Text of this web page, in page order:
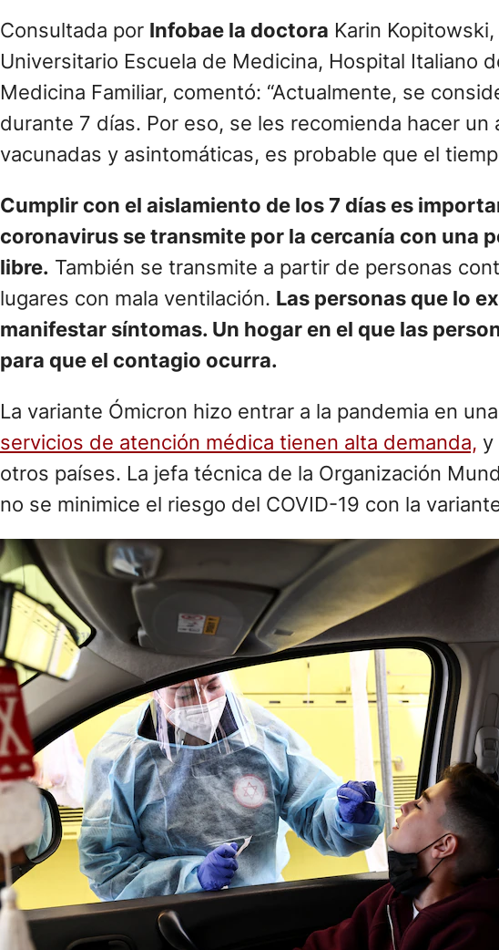
Consultada por Infobae la doctora Karin
Universitario Escuela de Medicina, Hospital Italiano
Medicina Familiar, comentó: “Actualmente, se
durante 7 días. Por eso, se les recomienda hacer
vacunadas y asintomáticas, es probable que el
Cumplir con el aislamiento de los 7 días es
coronavirus se transmite por la cercanía con una
libre. También se transmite a partir de personas
lugares con mala ventilación. Las personas que lo
manifestar síntomas. Un hogar en el que las
para que el contagio ocurra.
La variante Ómicron hizo entrar a la pandemia en
servicios de atención médica tienen alta demanda, y
otros países. La jefa técnica de la Organización
no se minimice el riesgo del COVID-19 con la